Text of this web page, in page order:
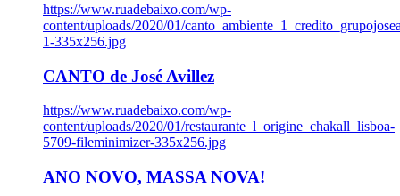
https://www.ruadebaixo.com/wp-
content/uploads/2020/01/
1-335x256.jpg
CANTO de José Avillez
https://www.ruadebaixo.com/wp-
content/uploads/2020/01/restaurante_l_origine_chakall_lisboa-
5709-fileminimizer-335x256.jpg
ANO NOVO, MASSA NOVA!